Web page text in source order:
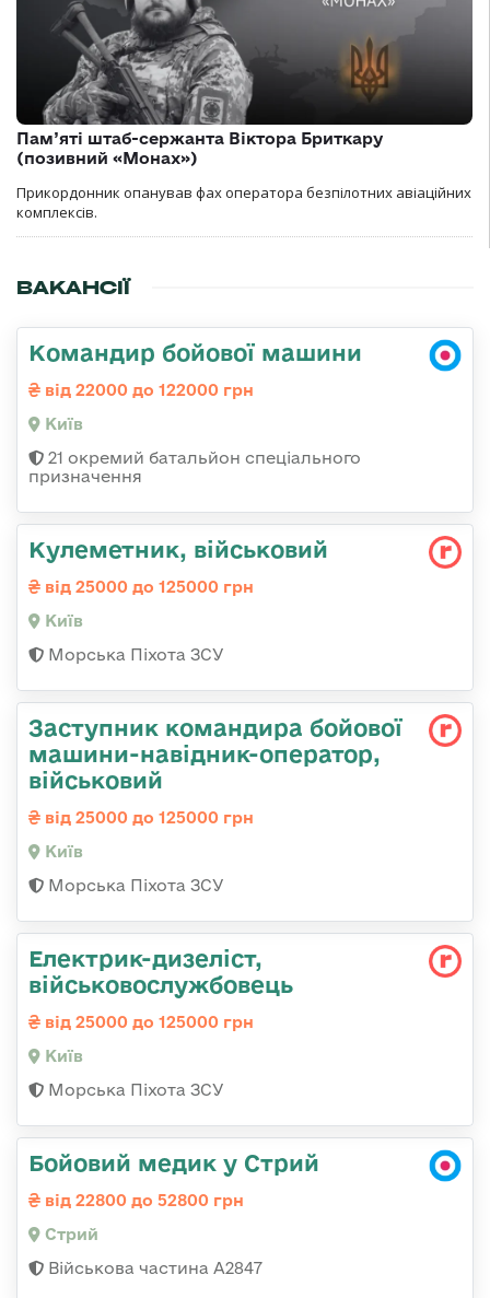
Пам’яті штаб-сержанта Віктора Бриткару
(позивний «Монах»)
Прикордонник опанував фах оператора безпілотних авіаційних
комплексів.
ВАКАНСІЇ
Командир бойової машини
від 22000 до 122000 грн
Київ
21 окремий батальйон спеціального
призначення
Кулеметник, військовий
від 25000 до 125000 грн
Київ
Морська Піхота ЗСУ
Заступник командиpа бойової
машини-навідник-оператор,
військовий
від 25000 до 125000 грн
Київ
Морська Піхота ЗСУ
Електрик-дизеліст,
військовослужбовець
від 25000 до 125000 грн
Київ
Морська Піхота ЗСУ
Бойовий медик у Стрий
від 22800 до 52800 грн
Стрий
Військова частина А2847